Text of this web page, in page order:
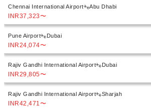
Chennai International Airport Abu Dhabi
INR37,323〜
Pune Airport Dubai
INR24,074〜
Rajiv Gandhi International Airport Dubai
INR29,805〜
Rajiv Gandhi International Airport Sharjah
INR42,471 〜